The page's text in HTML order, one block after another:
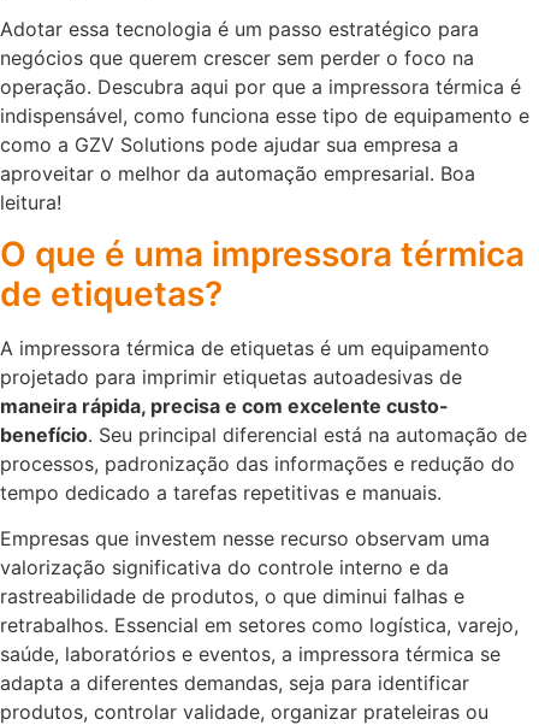
Adotar essa tecnologia é um passo estratégico para
negócios que querem crescer sem perder o foco na
operação. Descubra aqui por que a impressora térmica é
indispensável, como funciona esse tipo de equipamento e
como a GZV Solutions pode ajudar sua empresa a
aproveitar o melhor da automação empresarial. Boa
leitura!
O que é uma impressora térmica
de etiquetas?
A impressora térmica de etiquetas é um equipamento
projetado para imprimir etiquetas autoadesivas de
maneira rápida, precisa e com excelente custo-
benefício. Seu principal diferencial está na automação de
processos, padronização das informações e redução do
tempo dedicado a tarefas repetitivas e manuais.
Empresas que investem nesse recurso observam uma
valorização significativa do controle interno e da
rastreabilidade de produtos, o que diminui falhas e
retrabalhos. Essencial em setores como logística, varejo,
saúde, laboratórios e eventos, a impressora térmica se
adapta a diferentes demandas, seja para identificar
produtos, controlar validade, organizar prateleiras ou